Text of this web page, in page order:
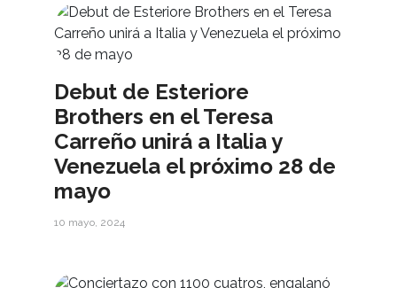
Debut de Esteriore
Brothers en el Teresa
Carreño unirá a Italia y
Venezuela el próximo 28 de
mayo
10 mayo, 2024